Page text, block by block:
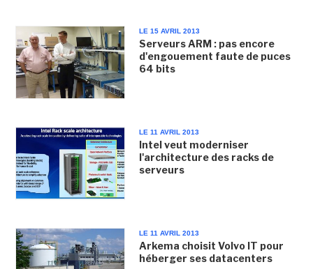
LE 15 AVRIL 2013
Serveurs ARM : pas encore
d'engouement faute de puces
64 bits
LE 11 AVRIL 2013
Intel veut moderniser
l'architecture des racks de
serveurs
LE 11 AVRIL 2013
Arkema choisit Volvo IT pour
héberger ses datacenters